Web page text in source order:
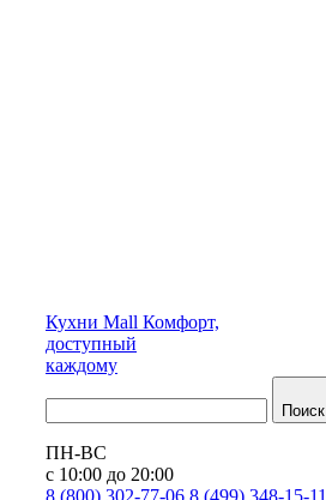
Кухни Mall Комфорт,
доступный
каждому
Поиск
ПН-ВС
с 10:00 до 20:00
8 (800) 302-77-06 8 (499) 348-15-11